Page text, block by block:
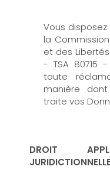
Vous
la
et des
- TSA 80715 -
toute
manière
traite vos
DROIT